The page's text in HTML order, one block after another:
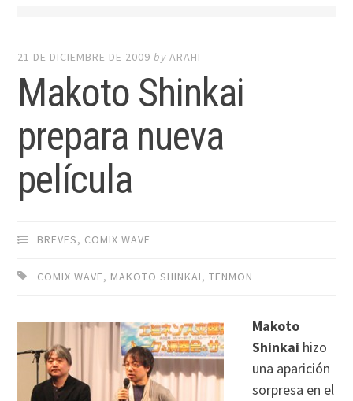
21 DE DICIEMBRE DE 2009 byARAHI
Makoto Shinkai
prepara nueva
película
BREVES, COMIX WAVE
COMIX WAVE, MAKOTO SHINKAI,TENMON
Makoto
Shinkai hizo
una aparición
sorpresa en el